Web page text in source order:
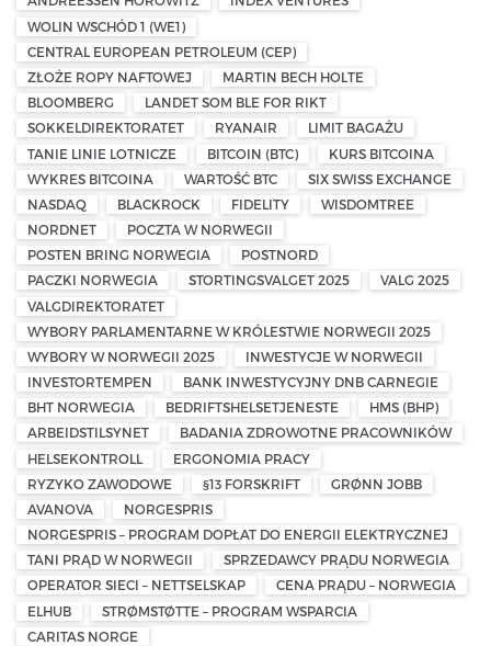
WOLIN WSCHÓD 1 (WE1)
CENTRAL EUROPEAN PETROLEUM (CEP)
ZŁOŻE ROPY NAFTOWEJ
MARTIN BECH HOLTE
BLOOMBERG
LANDET SOM BLE FOR RIKT
SOKKELDIREKTORATET
RYANAIR
LIMIT BAGAŻU
TANIE LINIE LOTNICZE
BITCOIN (BTC)
KURS BITCOINA
WYKRES BITCOINA
WARTOŚĆ BTC
SIX SWISS EXCHANGE
NASDAQ
BLACKROCK FIDELITY
WISDOMTREE
NORDNET
POCZTA W NORWEGII
POSTEN BRING NORWEGIA
POSTNORD
PACZKI NORWEGIA
STORTINGSVALGET 2025
VALG 2025
VALGDIREKTORATET
WYBORY PARLAMENTARNE W KRÓLESTWIE NORWEGII 2025
WYBORY W NORWEGII 2025
INWESTYCJE W NORWEGII
INVESTORTEMPEN
BANK INWESTYCYJNY DNB CARNEGIE
BHT NORWEGIA
BEDRIFTSHELSETJENESTE
HMS (BHP)
ARBEIDSTILSYNET
BADANIA ZDROWOTNE PRACOWNIKÓW
HELSEKONTROLL
ERGONOMIA PRACY
RYZYKO ZAWODOWE
§13 FORSKRIFT
GRØNN JOBB
AVANOVA
NORGESPRIS
NORGESPRIS – PROGRAM DOPŁAT DO ENERGII ELEKTRYCZNEJ
TANI PRĄD W NORWEGII
SPRZEDAWCY PRĄDU NORWEGIA
OPERATOR SIECI – NETTSELSKAP
CENA PRĄDU – NORWEGIA
ELHUB
STRØMSTØTTE – PROGRAM WSPARCIA
CARITAS NORGE